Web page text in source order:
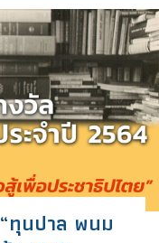
ทุนปาล พนม